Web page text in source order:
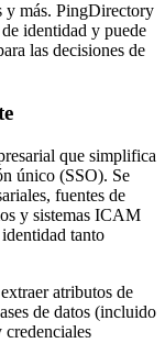
y más. PingDirectory
identidad y puede
las decisiones de
que simplifica
único (SSO). Se
fuentes de
y sistemas ICAM
tanto
atributos de
de datos (incluido